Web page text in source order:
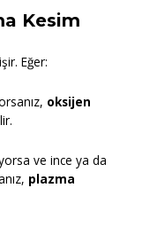
Kesim
Eğer:
oksijen
ve ince ya da
plazma